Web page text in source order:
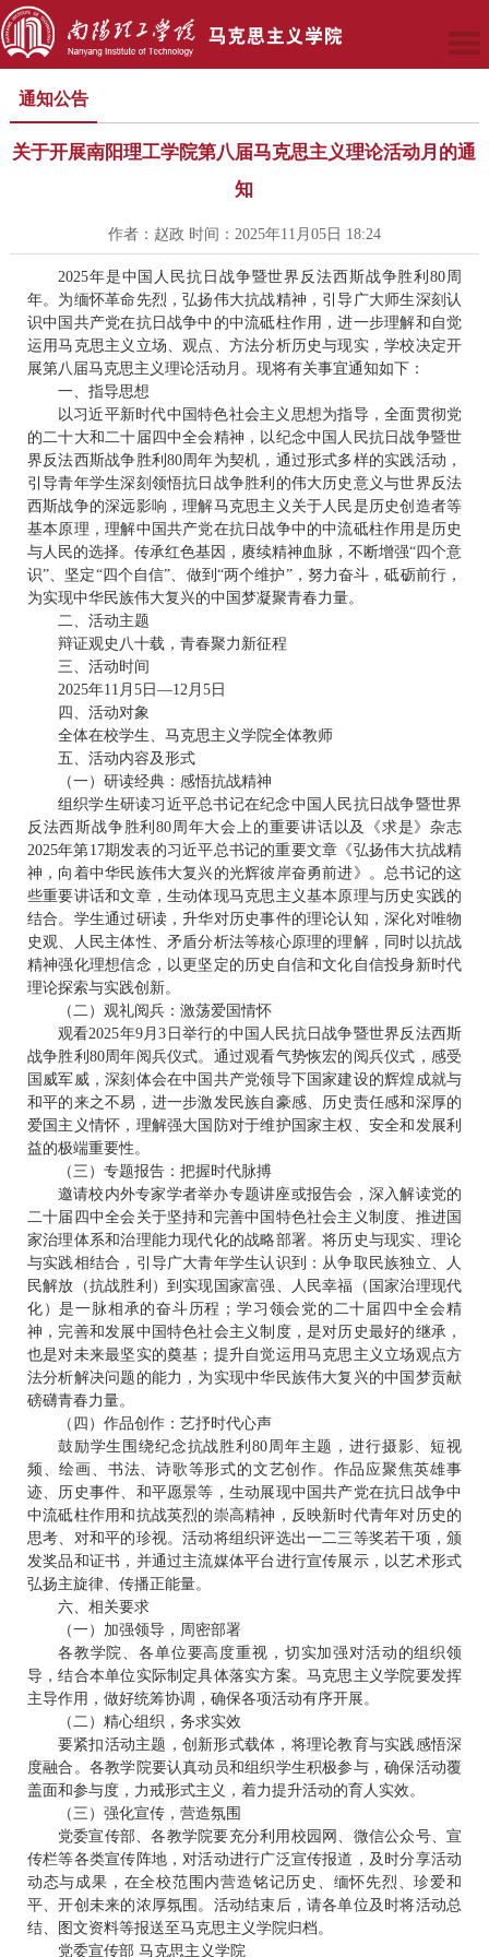
通知公告
关于开展南阳理工学院第八届马克思主义理论活动月的通
知
作者：赵政 时间：2025年11月05日 18:24
2025年是中国人民抗日战争暨世界反法西斯战争胜利80周
年。为缅怀革命先烈，弘扬伟大抗战精神，引导广大师生深刻认
识中国共产党在抗日战争中的中流砥柱作用，进一步理解和自觉
运用马克思主义立场、观点、方法分析历史与现实，学校决定开
展第八届马克思主义理论活动月。现将有关事宜通知如下：
一、指导思想
以习近平新时代中国特色社会主义思想为指导，全面贯彻党
的二十大和二十届四中全会精神，以纪念中国人民抗日战争暨世
界反法西斯战争胜利80周年为契机，通过形式多样的实践活动，
引导青年学生深刻领悟抗日战争胜利的伟大历史意义与世界反法
西斯战争的深远影响，理解马克思主义关于人民是历史创造者等
基本原理，理解中国共产党在抗日战争中的中流砥柱作用是历史
与人民的选择。传承红色基因，赓续精神血脉，不断增强“四个意
识”、坚定“四个自信”、做到“两个维护”，努力奋斗，砥砺前行，
为实现中华民族伟大复兴的中国梦凝聚青春力量。
二、活动主题
辩证观史八十载，青春聚力新征程
三、活动时间
2025年11月5日—12月5日
四、活动对象
全体在校学生、马克思主义学院全体教师
五、活动内容及形式
（一）研读经典：感悟抗战精神
组织学生研读习近平总书记在纪念中国人民抗日战争暨世界
反法西斯战争胜利80周年大会上的重要讲话以及《求是》杂志
2025年第17期发表的习近平总书记的重要文章《弘扬伟大抗战精
神，向着中华民族伟大复兴的光辉彼岸奋勇前进》。总书记的这
些重要讲话和文章，生动体现马克思主义基本原理与历史实践的
结合。学生通过研读，升华对历史事件的理论认知，深化对唯物
史观、人民主体性、矛盾分析法等核心原理的理解，同时以抗战
精神强化理想信念，以更坚定的历史自信和文化自信投身新时代
理论探索与实践创新。
（二）观礼阅兵：激荡爱国情怀
观看2025年9月3日举行的中国人民抗日战争暨世界反法西斯
战争胜利80周年阅兵仪式。通过观看气势恢宏的阅兵仪式，感受
国威军威，深刻体会在中国共产党领导下国家建设的辉煌成就与
和平的来之不易，进一步激发民族自豪感、历史责任感和深厚的
爱国主义情怀，理解强大国防对于维护国家主权、安全和发展利
益的极端重要性。
（三）专题报告：把握时代脉搏
邀请校内外专家学者举办专题讲座或报告会，深入解读党的
二十届四中全会关于坚持和完善中国特色社会主义制度、推进国
家治理体系和治理能力现代化的战略部署。将历史与现实、理论
与实践相结合，引导广大青年学生认识到：从争取民族独立、人
民解放（抗战胜利）到实现国家富强、人民幸福（国家治理现代
化）是一脉相承的奋斗历程；学习领会党的二十届四中全会精
神，完善和发展中国特色社会主义制度，是对历史最好的继承，
也是对未来最坚实的奠基；提升自觉运用马克思主义立场观点方
法分析解决问题的能力，为实现中华民族伟大复兴的中国梦贡献
磅礴青春力量。
（四）作品创作：艺抒时代心声
鼓励学生围绕纪念抗战胜利80周年主题，进行摄影、短视
频、绘画、书法、诗歌等形式的文艺创作。作品应聚焦英雄事
迹、历史事件、和平愿景等，生动展现中国共产党在抗日战争中
中流砥柱作用和抗战英烈的崇高精神，反映新时代青年对历史的
思考、对和平的珍视。活动将组织评选出一二三等奖若干项，颁
发奖品和证书，并通过主流媒体平台进行宣传展示，以艺术形式
弘扬主旋律、传播正能量。
六、相关要求
（一）加强领导，周密部署
各教学院、各单位要高度重视，切实加强对活动的组织领
导，结合本单位实际制定具体落实方案。马克思主义学院要发挥
主导作用，做好统筹协调，确保各项活动有序开展。
（二）精心组织，务求实效
要紧扣活动主题，创新形式载体，将理论教育与实践感悟深
度融合。各教学院要认真动员和组织学生积极参与，确保活动覆
盖面和参与度，力戒形式主义，着力提升活动的育人实效。
（三）强化宣传，营造氛围
党委宣传部、各教学院要充分利用校园网、微信公众号、宣
传栏等各类宣传阵地，对活动进行广泛宣传报道，及时分享活动
动态与成果，在全校范围内营造铭记历史、缅怀先烈、珍爱和
平、开创未来的浓厚氛围。活动结束后，请各单位及时将活动总
结、图文资料等报送至马克思主义学院归档。
党委宣传部 马克思主义学院